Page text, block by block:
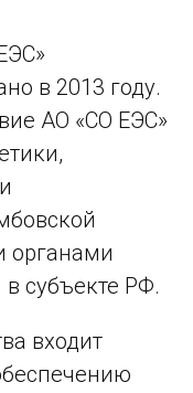
в 2013 году.
АО «СО ЕЭС»
органами
субъекте РФ.
входит